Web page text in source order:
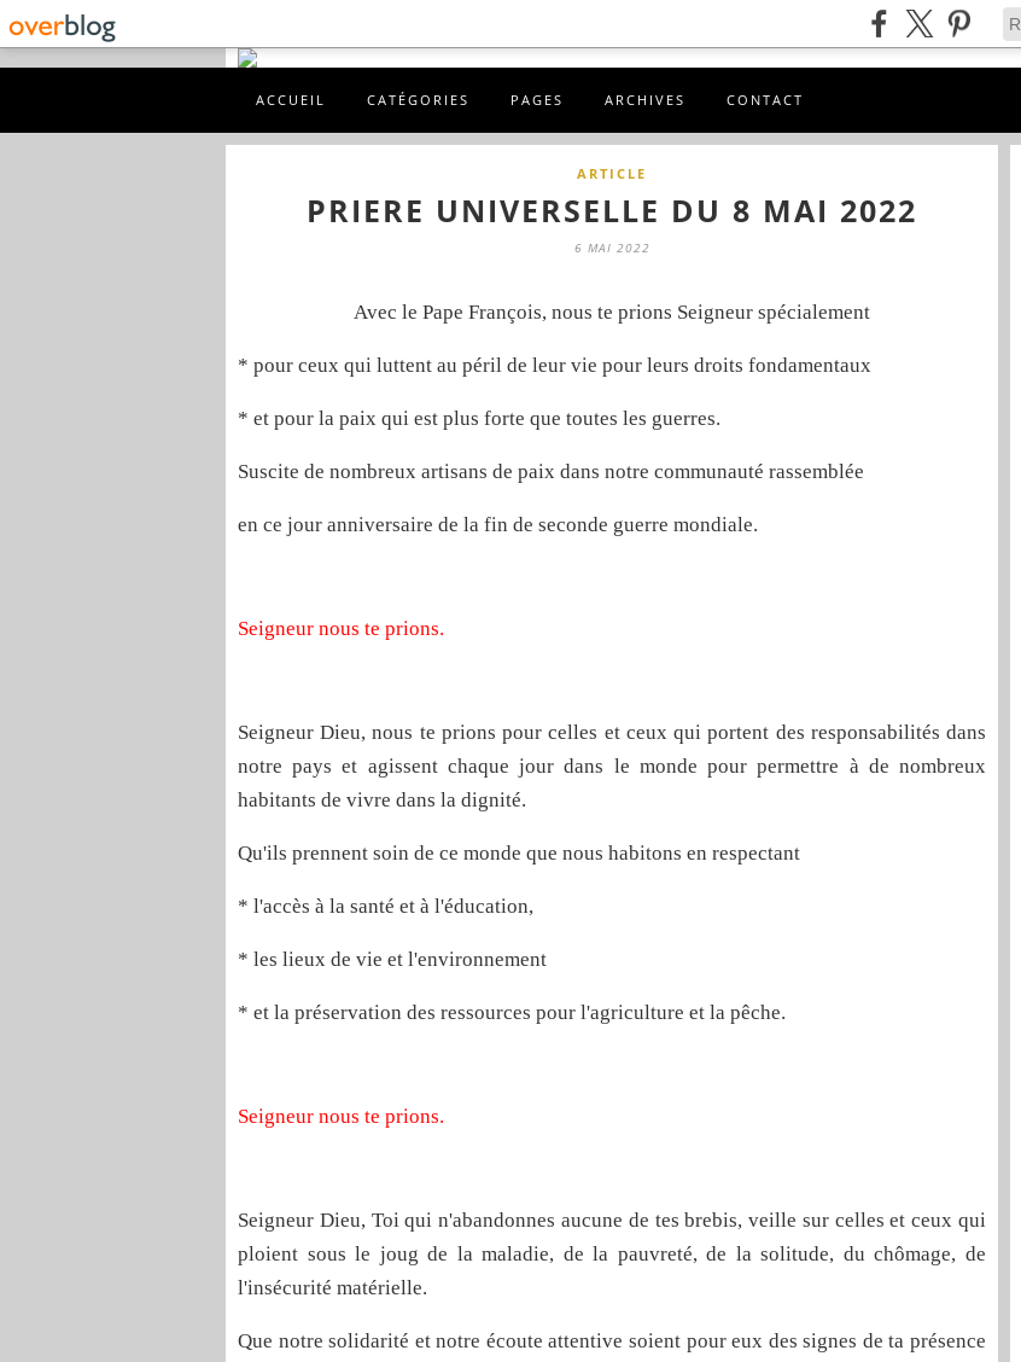
ACCUEIL CATÉGORIES PAGES ARCHIVES CONTACT
ARTICLE
PRIERE UNIVERSELLE DU 8 MAI 2022
6 MAI 2022
Avec le Pape François, nous te prions Seigneur spécialement
* pour ceux qui luttent au péril de leur vie pour leurs droits fondamentaux
* et pour la paix qui est plus forte que toutes les guerres.
Suscite de nombreux artisans de paix dans notre communauté rassemblée
en ce jour anniversaire de la fin de seconde guerre mondiale.
Seigneur nous te prions.
Seigneur Dieu, nous te prions pour celles et ceux qui portent des responsabilités dans
notre pays et agissent chaque jour dans le monde pour permettre à de nombreux
habitants de vivre dans la dignité.
Qu'ils prennent soin de ce monde que nous habitons en respectant
* l'accès à la santé et à l'éducation,
* les lieux de vie et l'environnement
* et la préservation des ressources pour l'agriculture et la pêche.
Seigneur nous te prions.
Seigneur Dieu, Toi qui n'abandonnes aucune de tes brebis, veille sur celles et ceux qui
ploient sous le joug de la maladie, de la pauvreté, de la solitude, du chômage, de
l'insécurité matérielle.
Que notre solidarité et notre écoute attentive soient pour eux des signes de ta présence